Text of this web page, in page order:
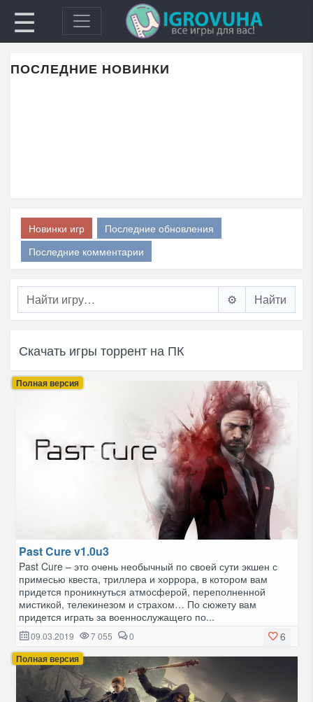
☰
ПОСЛЕДНИЕ НОВИНКИ
Новинки игр
Последние обновления
Последние комментарии
⚙️
Скачать игры торрент на ПК
Полная версия
Past Cure v1.0u3
Past Cure – это очень необычный по своей сути экшен с
примесью квеста, триллера и хоррора, в котором вам
придется проникнуться атмосферой, переполненной
мистикой, телекинезом и страхом… По сюжету вам
придется играть за военнослужащего по...
6
09.03.2019 7 055 0
Полная версия